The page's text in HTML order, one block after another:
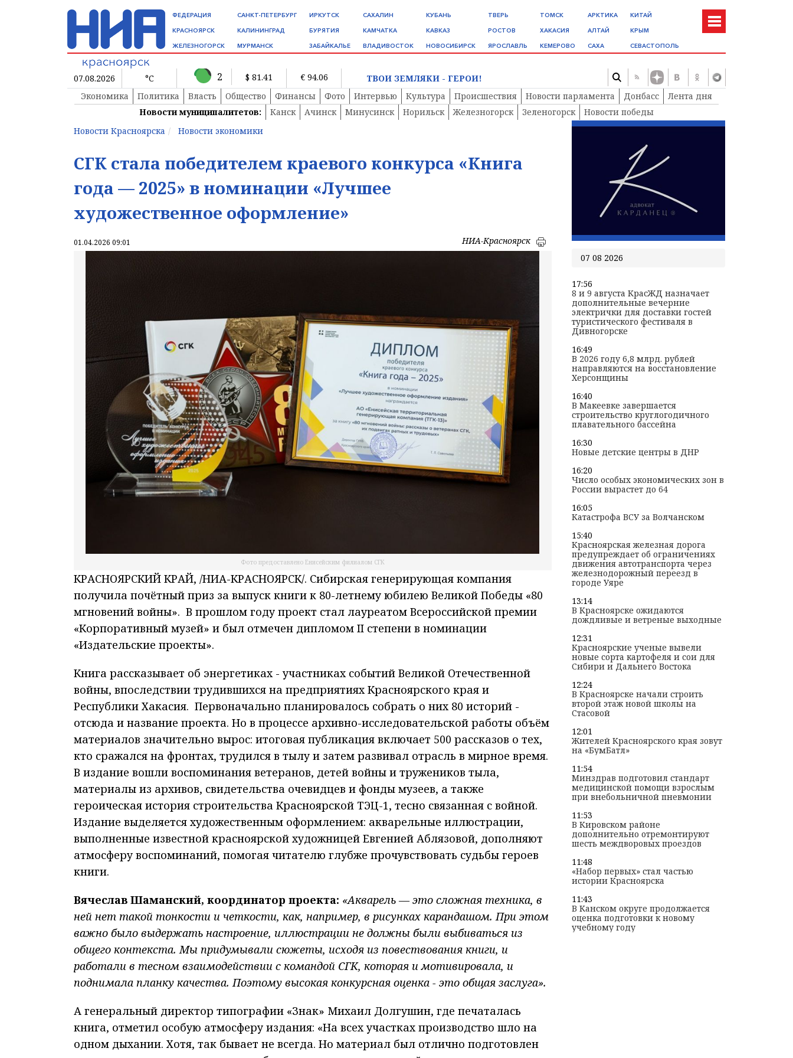
ФЕДЕРАЦИЯ
КРАСНОЯРСК
ЖЕЛЕЗНОГОРСК
САНКТ-ПЕТЕРБУРГ
КАЛИНИНГРАД
МУРМАНСК
ИРКУТСК
БУРЯТИЯ
ЗАБАЙКАЛЬЕ
САХАЛИН
КАМЧАТКА
ВЛАДИВОСТОК
КУБАНЬ
КАВКАЗ
НОВОСИБИРСК
ТВЕРЬ
РОСТОВ
ЯРОСЛАВЛЬ
ТОМСК
ХАКАСИЯ
КЕМЕРОВО
АРКТИКА
АЛТАЙ
САХА
КИТАЙ
КРЫМ
СЕВАСТОПОЛЬ
07.08.2026 °C 2 $ 81.41 € 94.06
ТВОИ ЗЕМЛЯКИ - ГЕРОИ!
Экономика
Политика Власть Общество Финансы Фото Интервью Культура Происшествия Новости парламента Донбасс
Лента дня
Новости муниципалитетов:
Канск Ачинск Минусинск Норильск Железногорск Зеленогорск
Новости победы
Новости Красноярска
Новости экономики
СГК стала победителем краевого конкурса «Книга
года — 2025» в номинации «Лучшее
художественное оформление»
01.04.2026 09:01 НИА-Красноярск
Фото предоставлено Енисейским филиалом СГК
КРАСНОЯРСКИЙ КРАЙ, /НИА-КРАСНОЯРСК/. Сибирская генерирующая компания
получила почётный приз за выпуск книги к 80-летнему юбилею Великой Победы «80
мгновений войны». В прошлом году проект стал лауреатом Всероссийской премии
«Корпоративный музей» и был отмечен дипломом II степени в номинации
«Издательские проекты».
Книга рассказывает об энергетиках - участниках событий Великой Отечественной
войны, впоследствии трудившихся на предприятиях Красноярского края и
Республики Хакасия. Первоначально планировалось собрать о них 80 историй -
отсюда и название проекта. Но в процессе архивно-исследовательской работы объём
материалов значительно вырос: итоговая публикация включает 500 рассказов о тех,
кто сражался на фронтах, трудился в тылу и затем развивал отрасль в мирное время.
В издание вошли воспоминания ветеранов, детей войны и тружеников тыла,
материалы из архивов, свидетельства очевидцев и фонды музеев, а также
героическая история строительства Красноярской ТЭЦ-1, тесно связанная с войной.
Издание выделяется художественным оформлением: акварельные иллюстрации,
выполненные известной красноярской художницей Евгенией Аблязовой, дополняют
атмосферу воспоминаний, помогая читателю глубже прочувствовать судьбы героев
книги.
Вячеслав Шаманский, координатор проекта: «Акварель — это сложная техника, в
ней нет такой тонкости и четкости, как, например, в рисунках карандашом. При этом
важно было выдержать настроение, иллюстрации не должны были выбиваться из
общего контекста. Мы придумывали сюжеты, исходя из повествования книги, и
работали в тесном взаимодействии с командой СГК, которая и мотивировала, и
поднимала планку качества. Поэтому высокая конкурсная оценка - это общая заслуга».
А генеральный директор типографии «Знак» Михаил Долгушин, где печаталась
книга, отметил особую атмосферу издания: «На всех участках производство шло на
одном дыхании. Хотя, так бывает не всегда. Но материал был отлично подготовлен
07 08 2026
17:56
8 и 9 августа КрасЖД назначает
дополнительные вечерние
электрички для доставки гостей
туристического фестиваля в
Дивногорске
16:49
В 2026 году 6,8 млрд. рублей
направляются на восстановление
Херсонщины
16:40
В Макеевке завершается
строительство круглогодичного
плавательного бассейна
16:30
Новые детские центры в ДНР
16:20
Число особых экономических зон в
России вырастет до 64
16:05
Катастрофа ВСУ за Волчанском
15:40
Красноярская железная дорога
предупреждает об ограничениях
движения автотранспорта через
железнодорожный переезд в
городе Уяре
13:14
В Красноярске ожидаются
дождливые и ветреные выходные
12:31
Красноярские ученые вывели
новые сорта картофеля и сои для
Сибири и Дальнего Востока
12:24
В Красноярске начали строить
второй этаж новой школы на
Стасовой
12:01
Жителей Красноярского края зовут
на «БумБатл»
11:54
Минздрав подготовил стандарт
медицинской помощи взрослым
при внебольничной пневмонии
11:53
В Кировском районе
дополнительно отремонтируют
шесть междворовых проездов
11:48
«Набор первых» стал частью
истории Красноярска
11:43
В Канском округе продолжается
оценка подготовки к новому
учебному году